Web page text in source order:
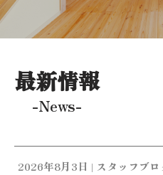
最新情報
-News-
2026年8月3日 | スタッフブロ